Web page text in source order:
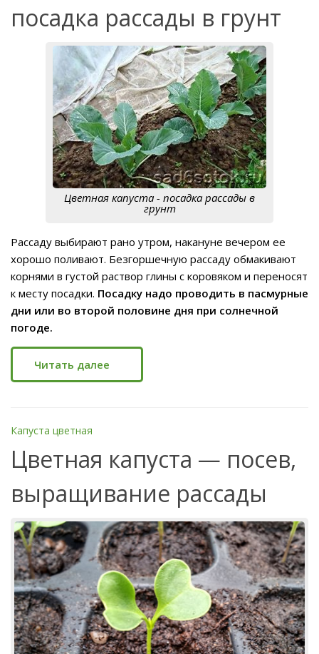
посадка рассады в грунт
Цветная капуста - посадка рассады в
грунт
Рассаду выбирают рано утром, накануне вечером ее
хорошо поливают. Безгоршечную рассаду обмакивают
корнями в густой раствор глины с коровяком и переносят
к месту посадки. Посадку надо проводить в пасмурные
дни или во второй половине дня при солнечной
погоде.
Читать далее
Капуста цветная
Цветная капуста — посев,
выращивание рассады